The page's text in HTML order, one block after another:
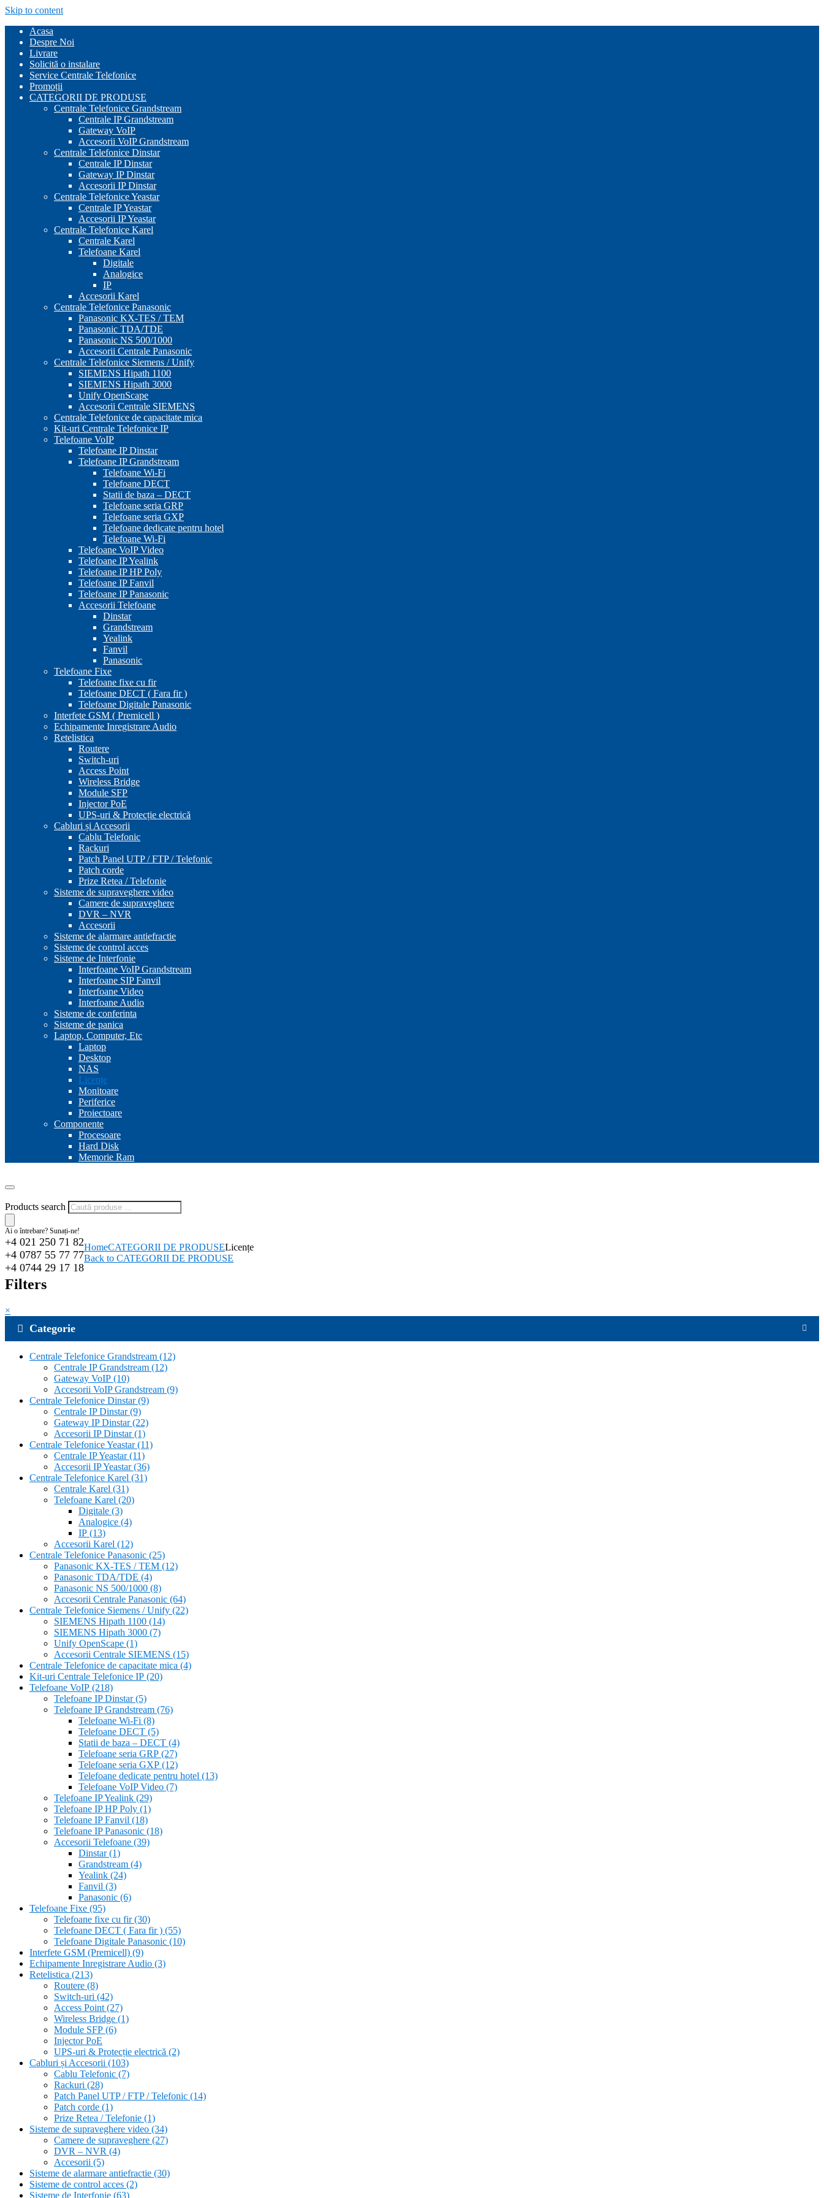
Skip to content
Acasa
Despre Noi
Livrare
Solicită o instalare
Service Centrale Telefonice
Promoții
CATEGORII DE PRODUSE
Centrale Telefonice Grandstream
Centrale IP Grandstream
Gateway VoIP
Accesorii VoIP Grandstream
Centrale Telefonice Dinstar
Centrale IP Dinstar
Gateway IP Dinstar
Accesorii IP Dinstar
Centrale Telefonice Yeastar
Centrale IP Yeastar
Accesorii IP Yeastar
Centrale Telefonice Karel
Centrale Karel
Telefoane Karel
Digitale
Analogice
IP
Accesorii Karel
Centrale Telefonice Panasonic
Panasonic KX-TES / TEM
Panasonic TDA/TDE
Panasonic NS 500/1000
Accesorii Centrale Panasonic
Centrale Telefonice Siemens / Unify
SIEMENS Hipath 1100
SIEMENS Hipath 3000
Unify OpenScape
Accesorii Centrale SIEMENS
Centrale Telefonice de capacitate mica
Kit-uri Centrale Telefonice IP
Telefoane VoIP
Telefoane IP Dinstar
Telefoane IP Grandstream
Telefoane Wi-Fi
Telefoane DECT
Statii de baza – DECT
Telefoane seria GRP
Telefoane seria GXP
Telefoane dedicate pentru hotel
Telefoane Wi-Fi
Telefoane VoIP Video
Telefoane IP Yealink
Telefoane IP HP Poly
Telefoane IP Fanvil
Telefoane IP Panasonic
Accesorii Telefoane
Dinstar
Grandstream
Yealink
Fanvil
Panasonic
Telefoane Fixe
Telefoane fixe cu fir
Telefoane DECT ( Fara fir )
Telefoane Digitale Panasonic
Interfete GSM ( Premicell )
Echipamente Inregistrare Audio
Retelistica
Routere
Switch-uri
Access Point
Wireless Bridge
Module SFP
Injector PoE
UPS-uri & Protecție electrică
Cabluri și Accesorii
Cablu Telefonic
Rackuri
Patch Panel UTP / FTP / Telefonic
Patch corde
Prize Retea / Telefonie
Sisteme de supraveghere video
Camere de supraveghere
DVR – NVR
Accesorii
Sisteme de alarmare antiefractie
Sisteme de control acces
Sisteme de Interfonie
Interfoane VoIP Grandstream
Interfoane SIP Fanvil
Interfoane Video
Interfoane Audio
Sisteme de conferinta
Sisteme de panica
Laptop, Computer, Etc
Laptop
Desktop
NAS
Licențe
Monitoare
Periferice
Proiectoare
Componente
Procesoare
Hard Disk
Memorie Ram
Products search
Ai o întrebare? Sunați-ne!
+4 021 250 71 82
+4 0787 55 77 77
+4 0744 29 17 18
HomeCATEGORII DE PRODUSELicențe
Back to CATEGORII DE PRODUSE
Filters
×
Categorie
Centrale Telefonice Grandstream (12)
Centrale IP Grandstream (12)
Gateway VoIP (10)
Accesorii VoIP Grandstream (9)
Centrale Telefonice Dinstar(9)
Centrale IP Dinstar(9)
Gateway IP Dinstar(22)
Accesorii IP Dinstar(1)
Centrale Telefonice Yeastar(11)
Centrale IP Yeastar(11)
Accesorii IP Yeastar(36)
Centrale Telefonice Karel (31)
Centrale Karel (31)
Telefoane Karel (20)
Digitale (3)
Analogice (4)
IP (13)
Accesorii Karel (12)
Centrale Telefonice Panasonic (25)
Panasonic KX-TES / TEM (12)
Panasonic TDA/TDE (4)
Panasonic NS 500/1000 (8)
Accesorii Centrale Panasonic (64)
Centrale Telefonice Siemens / Unify (22)
SIEMENS Hipath 1100 (14)
SIEMENS Hipath 3000 (7)
Unify OpenScape (1)
Accesorii Centrale SIEMENS (15)
Centrale Telefonice de capacitate mica (4)
Kit-uri Centrale Telefonice IP (20)
Telefoane VoIP (218)
Telefoane IP Dinstar(5)
Telefoane IP Grandstream (76)
Telefoane Wi-Fi (8)
Telefoane DECT (5)
Statii de baza – DECT (4)
Telefoane seria GRP (27)
Telefoane seria GXP (12)
Telefoane dedicate pentru hotel (13)
Telefoane VoIP Video (7)
Telefoane IP Yealink (29)
Telefoane IP HP Poly (1)
Telefoane IP Fanvil (18)
Telefoane IP Panasonic (18)
Accesorii Telefoane (39)
Dinstar(1)
Grandstream (4)
Yealink (24)
Fanvil (3)
Panasonic (6)
Telefoane Fixe (95)
Telefoane fixe cu fir(30)
Telefoane DECT ( Fara fir ) (55)
Telefoane Digitale Panasonic (10)
Interfete GSM (Premicell) (9)
Echipamente Inregistrare Audio (3)
Retelistica (213)
Routere (8)
Switch-uri (42)
Access Point (27)
Wireless Bridge (1)
Module SFP (6)
Injector PoE
UPS-uri & Protecție electrică (2)
Cabluri și Accesorii (103)
Cablu Telefonic (7)
Rackuri (28)
Patch Panel UTP / FTP / Telefonic (14)
Patch corde (1)
Prize Retea / Telefonie (1)
Sisteme de supraveghere video (34)
Camere de supraveghere (27)
DVR – NVR (4)
Accesorii (5)
Sisteme de alarmare antiefractie (30)
Sisteme de control acces (2)
Sisteme de Interfonie (63)